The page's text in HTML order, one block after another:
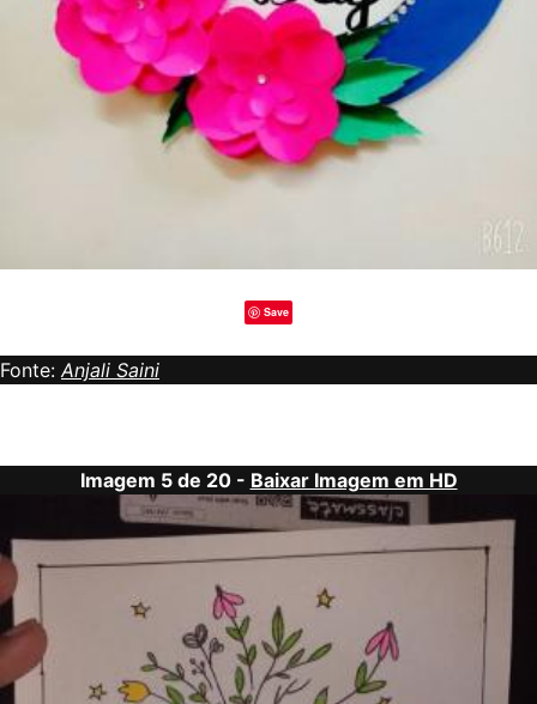
Save
Fonte: Anjali Saini
Imagem 5 de 20 - Baixar Imagem em HD